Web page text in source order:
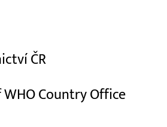
ČR
WHO Country Office